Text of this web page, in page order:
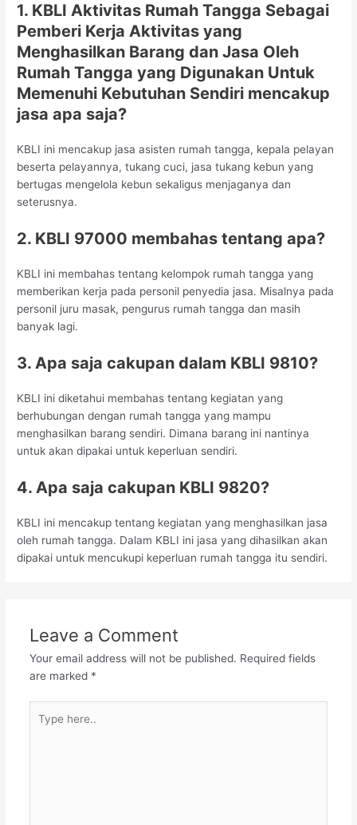
1. KBLI Aktivitas Rumah Tangga Sebagai
Pemberi Kerja Aktivitas yang
Menghasilkan Barang dan Jasa Oleh
Rumah Tangga yang Digunakan Untuk
Memenuhi Kebutuhan Sendiri mencakup
jasa apa saja?
KBLI ini mencakup jasa asisten rumah tangga, kepala pelayan
beserta pelayannya, tukang cuci, jasa tukang kebun yang
bertugas mengelola kebun sekaligus menjaganya dan
seterusnya.
2. KBLI 97000 membahas tentang apa?
KBLI ini membahas tentang kelompok rumah tangga yang
memberikan kerja pada personil penyedia jasa. Misalnya pada
personil juru masak, pengurus rumah tangga dan masih
banyak lagi.
3. Apa saja cakupan dalam KBLI 9810?
KBLI ini diketahui membahas tentang kegiatan yang
berhubungan dengan rumah tangga yang mampu
menghasilkan barang sendiri. Dimana barang ini nantinya
untuk akan dipakai untuk keperluan sendiri.
4. Apa saja cakupan KBLI 9820?
KBLI ini mencakup tentang kegiatan yang menghasilkan jasa
oleh rumah tangga. Dalam KBLI ini jasa yang dihasilkan akan
dipakai untuk mencukupi keperluan rumah tangga itu sendiri.
Leave a Comment
Your email address will not be published. Required fields
are marked *
here..